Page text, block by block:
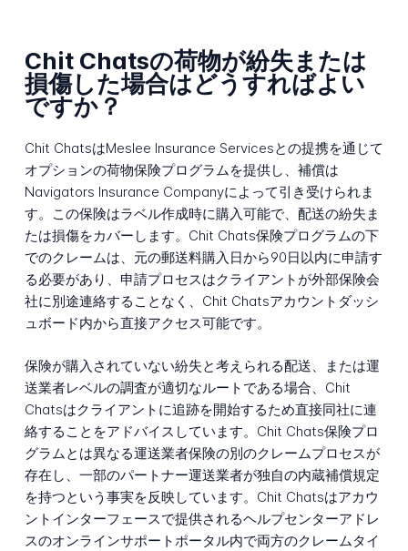
Chit Chatsの荷物が紛失または
損傷した場合はどうすればよい
ですか？
Chit ChatsはMeslee Insurance Servicesとの提携を通じて
オプションの荷物保険プログラムを提供し、補償は
Navigators Insurance Companyによって引き受けられま
す。この保険はラベル作成時に購入可能で、配送の紛失ま
たは損傷をカバーします。Chit Chats保険プログラムの下
でのクレームは、元の郵送料購入日から90日以内に申請す
る必要があり、申請プロセスはクライアントが外部保険会
社に別途連絡することなく、Chit Chatsアカウントダッシ
ュボード内から直接アクセス可能です。
保険が購入されていない紛失と考えられる配送、または運
送業者レベルの調査が適切なルートである場合、Chit
Chatsはクライアントに追跡を開始するため直接同社に連
絡することをアドバイスしています。Chit Chats保険プロ
グラムとは異なる運送業者保険の別のクレームプロセスが
存在し、一部のパートナー運送業者が独自の内蔵補償規定
を持つという事実を反映しています。Chit Chatsはアカウ
ントインターフェースで提供されるヘルプセンターアドレ
スのオンラインサポートポータル内で両方のクレームタイ